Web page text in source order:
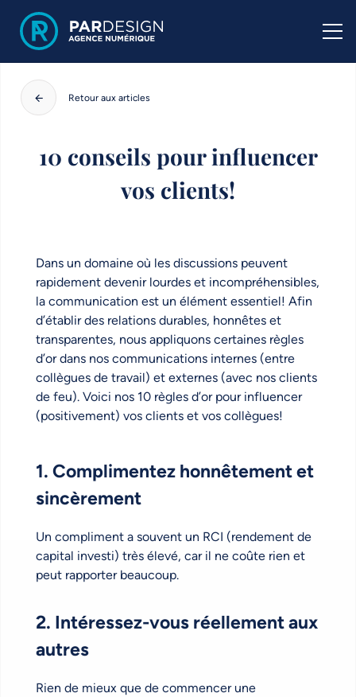
Retour aux articles
10 conseils pour influencer
vos clients!
Dans un domaine où les discussions peuvent
rapidement devenir lourdes et incompréhensibles,
la communication est un élément essentiel! Afin
d’établir des relations durables, honnêtes et
transparentes, nous appliquons certaines règles
d’or dans nos communications internes (entre
collègues de travail) et externes (avec nos clients
de feu). Voici nos 10 règles d’or pour influencer
(positivement) vos clients et vos collègues!
1. Complimentez honnêtement et
sincèrement
Un compliment a souvent un RCI (rendement de
capital investi) très élevé, car il ne coûte rien et
peut rapporter beaucoup.
2. Intéressez-vous réellement aux
autres
Rien de mieux que de commencer une